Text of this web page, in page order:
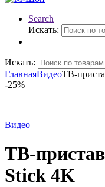
Search
Искать:
Искать:
ГлавнаяВидеоТВ-
-25%
Видео
ТВ-
Stick 4K